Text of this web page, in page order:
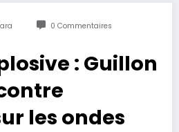
0 Commentaires
: Guillon
les ondes